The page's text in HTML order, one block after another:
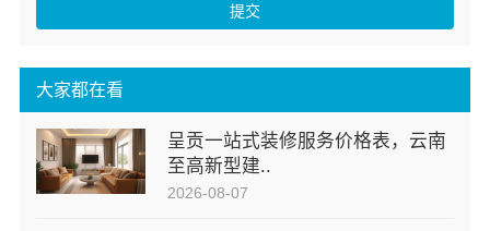
大家都在看
呈贡一站式装修服务价格表，云南
至高新型建..
2026-08-07
提交